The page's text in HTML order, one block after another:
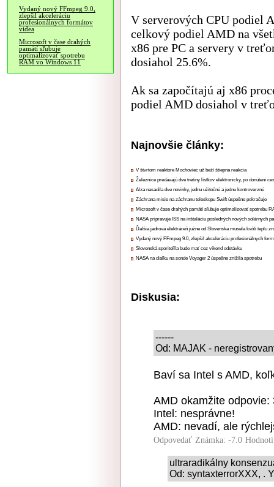
Vydaný nový FFmpeg 9.0,
zlepšil akceleráciu
profesionálnych formátov
videa
Microsoft v čase drahých
pamätí sľubuje
optimalizovať spotrebu
RAM vo Windows 11
V serverových CPU podiel
celkový podiel AMD na
x86 pre PC a servery v
dosiahol 25.6%.
Ak sa započítajú aj x86
podiel AMD dosiahol v
Najnovšie články:
V štvrtom reaktore Mochoviec už beží štiepna reakcia
Železnice predávajú dve tretiny lístkov elektronicky, po donútení
Alza nasadila dve novinky, jednu užitočnú a jednu kontroverznú
Záchrana misie na záchranu teleskopu Swift úspešne pokračuje
Microsoft v čase drahých pamätí sľubuje optimalizovať spotrebu
NASA pripravuje ISS na inštaláciu posledných nových solárnych
Ďalšia jadrová elektráreň južne od Slovenska musela kvôli teplu
Vydaný nový FFmpeg 9.0, zlepšil akceleráciu profesionálnych
Slovenská sporiteľňa bude mať cez víkend odstávku
NASA na diaľku na sonde Voyager 2 úspešne znížila spotrebu
Diskusia:
------
Od: MAJAK -
Baví sa Intel s AMD,
AMD okamžite odpovie:
Intel: nesprávne!
AMD: nevadí, ale
Odpovedať Známka: -7.0
ultraradikálny
Od: syntaxterrorXXX, .